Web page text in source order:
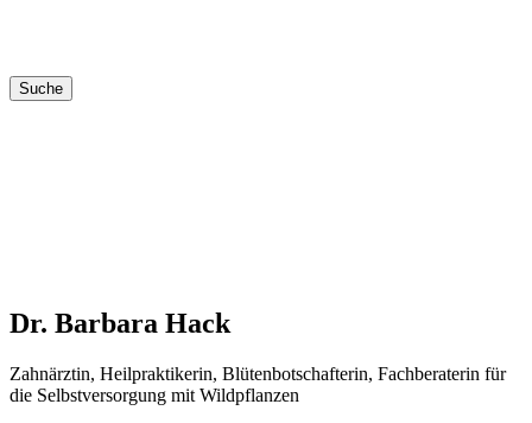
Suche
Dr. Barbara Hack
Zahn­ärz­tin, Heil­prak­ti­ke­rin, Blü­ten­bot­schaf­te­rin, Fach­be­ra­te­rin für
die Selbst­ver­sor­gung mit Wildpflanzen